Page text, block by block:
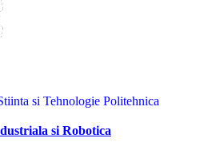
si Tehnologie Politehnica
si Robotica